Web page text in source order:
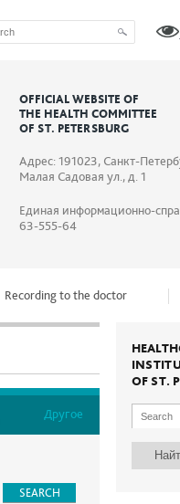
OFFICIAL WEBSITE OF
THE HEALTH COMMITTEE
OF ST. PETERSBURG
Адрес: 191023, Санкт-
Малая Садовая ул., д. 1
Единая информационно-
63-555-64
Recording to the doctor
OF ST.
Другое